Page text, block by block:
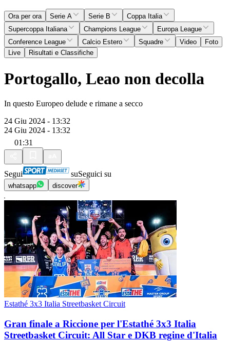
Ora per ora Serie A Serie B
Coppa Italia
Supercoppa Italiana
Champions League
Europa League
Conference League
Calcio Estero Squadre Video
Foto
Live
Risultati e Classifiche
Portogallo, Leao non decolla
In questo Europeo delude e rimane a secco
24 Giu 2024 - 13:32
24 Giu 2024 - 13:32
01:31
Segui suSeguici su
whatsapp discover
Estathé 3x3 Italia Streetbasket Circuit
Gran finale a Riccione per l'Estathé 3x3 Italia
Streetbasket Circuit: All Star e DKB regine d'Italia